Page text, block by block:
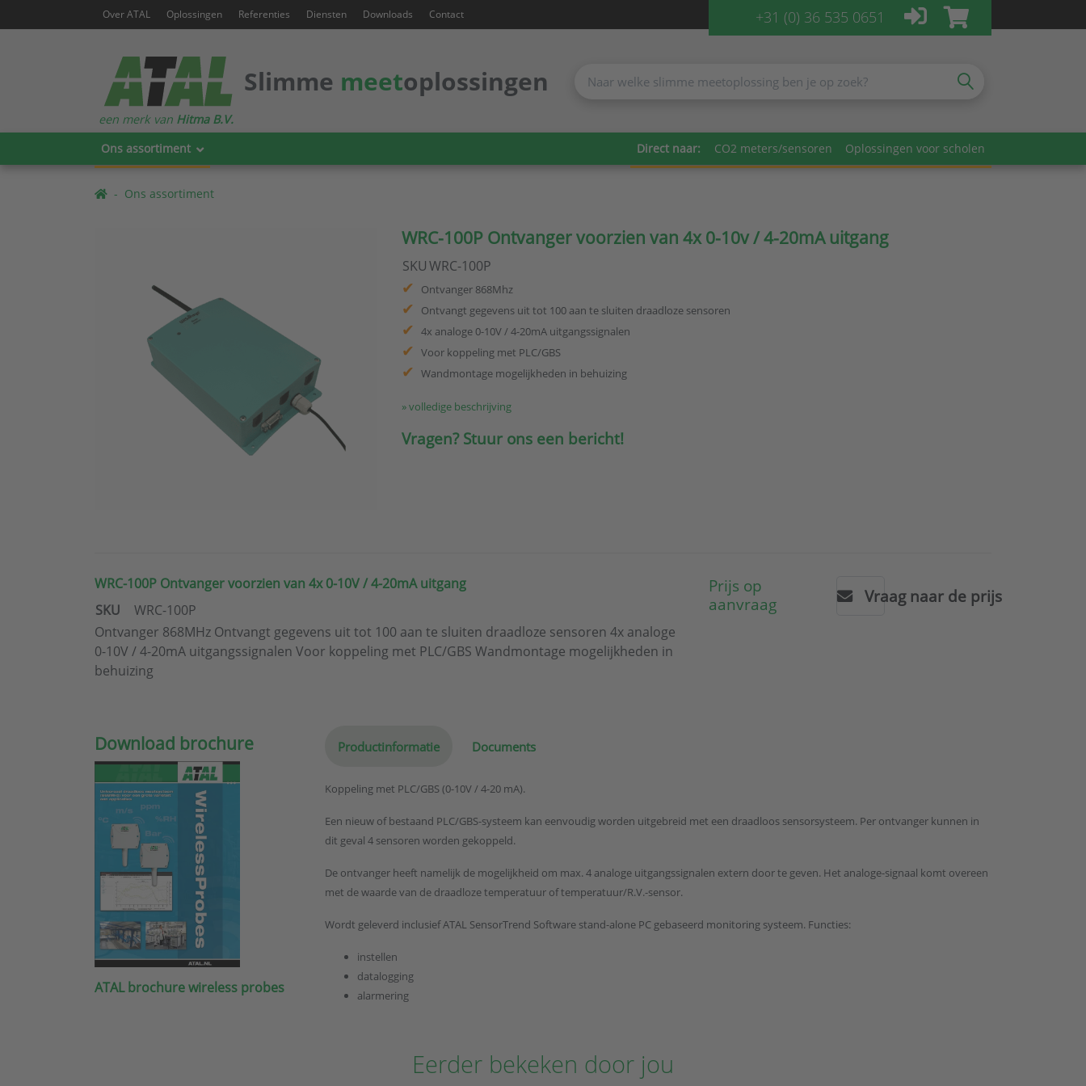
Over ATAL Oplossingen Referenties Diensten Downloads Contact +31 (0) 36 535 0651
Slimme meetoplossingen
Ons assortiment Direct naar: CO2 meters/sensoren Oplossingen voor scholen
een merk van Hitma B.V.
Ons assortiment
WRC-100P Ontvanger voorzien van 4x 0-10v / 4-20mA uitgang
SKUWRC-100P
Ontvanger 868Mhz
Ontvangt gegevens uit tot 100 aan te sluiten draadloze sensoren
4x analoge 0-10V / 4-20mA uitgangssignalen
Voor koppeling met PLC/GBS
Wandmontage mogelijkheden in behuizing
» volledige beschrijving
Vragen? Stuur ons een bericht!
WRC-100P Ontvanger voorzien van 4x 0-10V / 4-20mA uitgang
SKU
WRC-100P
Ontvanger 868MHz Ontvangt gegevens uit tot 100 aan te sluiten draadloze sensoren 4x analoge
0-10V / 4-20mA uitgangssignalen Voor koppeling met PLC/GBS Wandmontage mogelijkheden in
behuizing
Prijs op
aanvraag
Vraag naar de prijs
Download brochure
ATAL brochure wireless probes
Productinformatie Documents
Koppeling met PLC/GBS (0-10V / 4-20 mA).
Een nieuw of bestaand PLC/GBS-systeem kan eenvoudig worden uitgebreid met een draadloos sensorsysteem. Per ontvanger kunnen in
dit geval 4 sensoren worden gekoppeld.
De ontvanger heeft namelijk de mogelijkheid om max. 4 analoge uitgangssignalen extern door te geven. Het analoge-signaal komt overeen
met de waarde van de draadloze temperatuur of temperatuur/R.V.-sensor.
Wordt geleverd inclusief ATAL SensorTrend Software stand-alone PC gebaseerd monitoring systeem. Functies:
instellen
datalogging
alarmering
Eerder bekeken door jou